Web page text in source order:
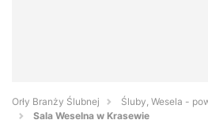
Orły Branży Ślubnej
Śluby, Wesela -
Sala Weselna w Krasewie